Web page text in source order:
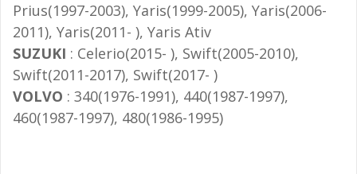
Prius(1997-2003), Yaris(1999-2005), Yaris(2006-
2011), Yaris(2011- ), Yaris Ativ
SUZUKI : Celerio(2015- ), Swift(2005-2010),
Swift(2011-2017), Swift(2017- )
VOLVO : 340(1976-1991), 440(1987-1997),
460(1987-1997), 480(1986-1995)